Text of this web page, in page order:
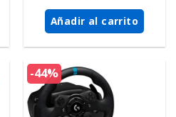
Añadir al carrito
-44%